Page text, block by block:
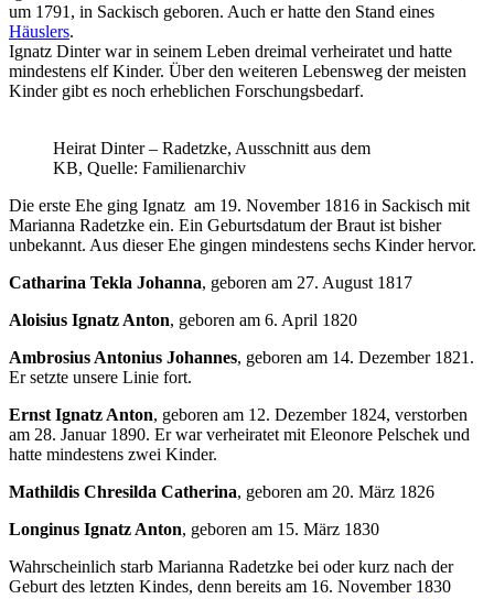
um 1791, in Sackisch geboren. Auch er hatte den Stand eines
Häuslers.
Ignatz Dinter war in seinem Leben dreimal verheiratet und hatte
mindestens elf Kinder. Über den weiteren Lebensweg der meisten
Kinder gibt es noch erheblichen Forschungsbedarf.
Heirat Dinter – Radetzke, Ausschnitt aus dem
KB, Quelle: Familienarchiv
Die erste Ehe ging Ignatz am 19. November 1816 in Sackisch mit
Marianna Radetzke ein. Ein Geburtsdatum der Braut ist bisher
unbekannt. Aus dieser Ehe gingen mindestens sechs Kinder hervor.
Catharina Tekla Johanna, geboren am 27. August 1817
Aloisius Ignatz Anton, geboren am 6. April 1820
Ambrosius Antonius Johannes, geboren am 14. Dezember 1821.
Er setzte unsere Linie fort.
Ernst Ignatz Anton, geboren am 12. Dezember 1824, verstorben
am 28. Januar 1890. Er war verheiratet mit Eleonore Pelschek und
hatte mindestens zwei Kinder.
Mathildis Chresilda Catherina, geboren am 20. März 1826
Longinus Ignatz Anton, geboren am 15. März 1830
Wahrscheinlich starb Marianna Radetzke bei oder kurz nach der
Geburt des letzten Kindes, denn bereits am 16. November 1830